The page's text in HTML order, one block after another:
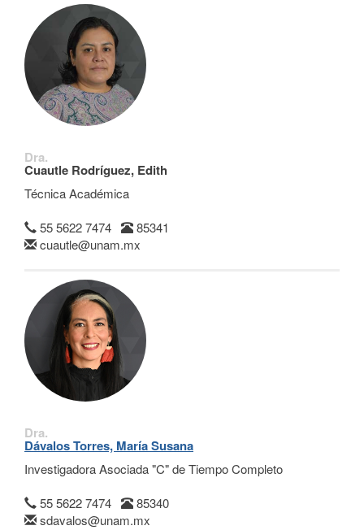
Dra.
Cuautle Rodríguez, Edith
Técnica Académica
55 5622 7474
85341
cuautle@unam.mx
Dra.
Dávalos Torres, María Susana
Investigadora Asociada "C" de Tiempo Completo
55 5622 7474
85340
sdavalos@unam.mx